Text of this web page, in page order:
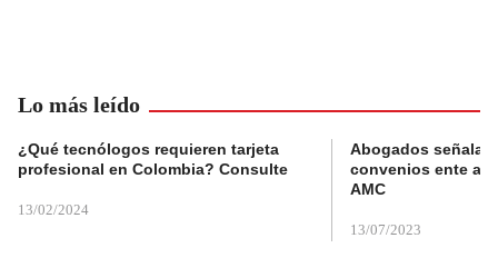
Lo más leído
¿Qué tecnólogos requieren tarjeta
profesional en Colombia? Consulte
13/02/2024
Abogados
convenios ente
AMC
13/07/2023